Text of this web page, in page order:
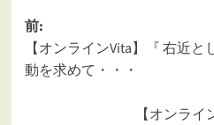
投
稿
ナ
前:
【オンラインVita】『 右近
動を求めて・・・
【オンラ